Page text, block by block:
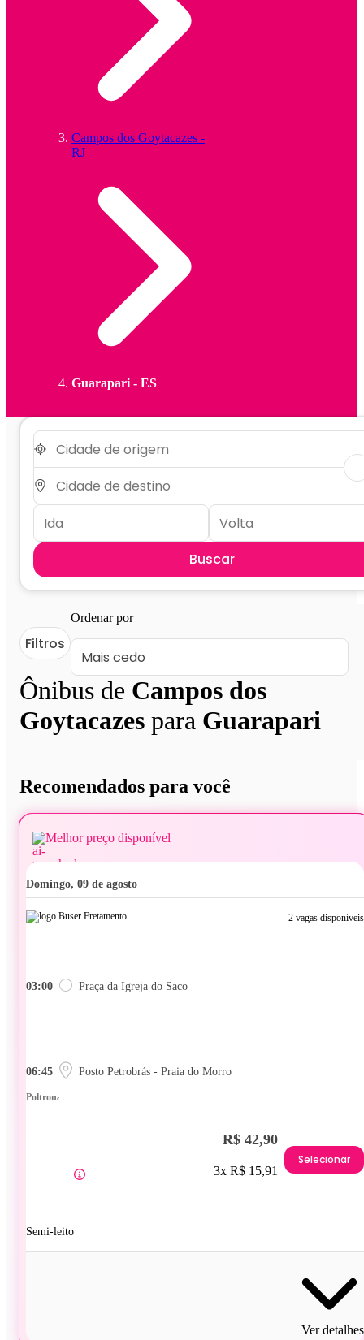
Campos dos Goytacazes -
RJ
Guarapari - ES
Buscar
Ônibus de Campos dos
Goytacazes para Guarapari
Filtros
Ordenar por
Recomendados para você
Melhor preço disponível
domingo, 09 de agosto
2 vagas disponíveis
03:00 Praça da Igreja do Saco
06:45 Posto Petrobrás - Praia do Morro
Poltrona
Semi-leito
R$ 42,90
3x R$ 15,91
Selecionar
Ver detalhes